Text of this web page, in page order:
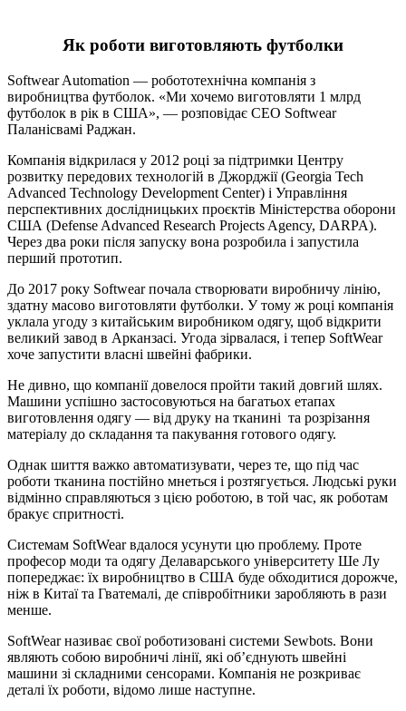
Як роботи виготовляють футболки
Softwear Automation — робототехнічна компанія з
виробництва футболок. «Ми хочемо виготовляти 1 млрд
футболок в рік в США», — розповідає CEO Softwear
Паланісвамі Раджан.
Компанія відкрилася у 2012 році за підтримки Центру
розвитку передових технологій в Джорджії (Georgia Tech
Advanced Technology Development Center) і Управління
перспективних дослідницьких проєктів Міністерства оборони
США (Defense Advanced Research Projects Agency, DARPA).
Через два роки після запуску вона розробила і запустила
перший прототип.
До 2017 року Softwear почала створювати виробничу лінію,
здатну масово виготовляти футболки. У тому ж році компанія
уклала угоду з китайським виробником одягу, щоб відкрити
великий завод в Арканзасі. Угода зірвалася, і тепер SoftWear
хоче запустити власні швейні фабрики.
Не дивно, що компанії довелося пройти такий довгий шлях.
Машини успішно застосовуються на багатьох етапах
виготовлення одягу — від друку на тканині та розрізання
матеріалу до складання та пакування готового одягу.
Однак шиття важко автоматизувати, через те, що під час
роботи тканина постійно мнеться і розтягується. Людські руки
відмінно справляються з цією роботою, в той час, як роботам
бракує спритності.
Системам SoftWear вдалося усунути цю проблему. Проте
професор моди та одягу Делаварського університету Ше Лу
попереджає: їх виробництво в США буде обходитися дорожче,
ніж в Китаї та Гватемалі, де співробітники заробляють в рази
менше.
SoftWear називає свої роботизовані системи Sewbots. Вони
являють собою виробничі лінії, які об’єднують швейні
машини зі складними сенсорами. Компанія не розкриває
деталі їх роботи, відомо лише наступне.